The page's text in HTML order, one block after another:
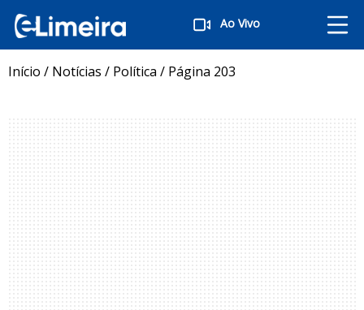
Ao Vivo
Início / Notícias / Política / Página 203